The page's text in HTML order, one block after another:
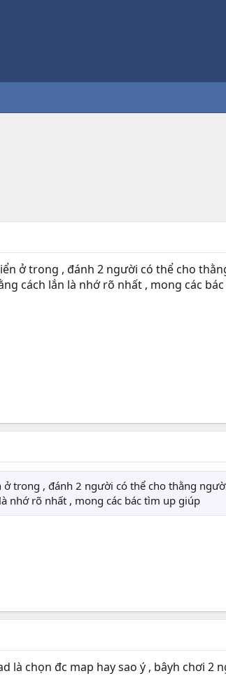
ở trong , đánh 2 người có thể cho
cách lắn là nhớ rõ nhất , mong các
trong , đánh 2 người có thể cho thằng
nhớ rõ nhất , mong các bác tìm up giúp
là chọn đc map hay sao ý , bâyh chơi 2